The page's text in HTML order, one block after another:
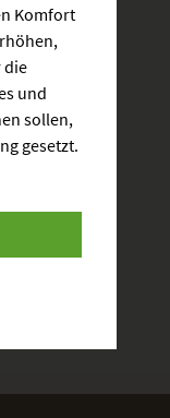
Komfort
die
und
sollen,
gesetzt.